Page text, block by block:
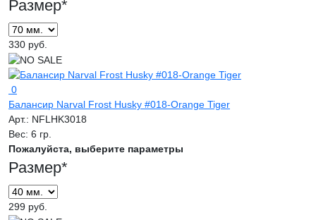
Размер*
330 руб.
0
Балансир Narval Frost Husky #018-Orange Tiger
Арт.: NFLHK3018
Вес: 6 гр.
Пожалуйста, выберите параметры
Размер*
299 руб.